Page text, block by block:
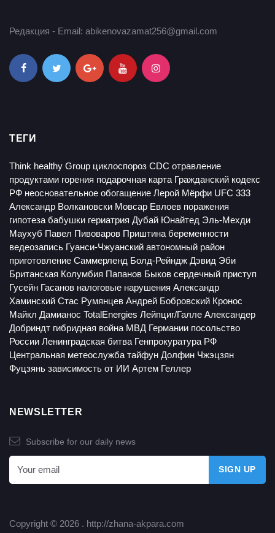
Редакция - Email: abikenovazamat256@gmail.com
ТЕГИ
Think healthy Group циклоспороз CDC отравление
продуктами горения подарочная карта Гражданский кодекс
РФ неосновательное обогащение Лерой Мёрфи UFC 333
Александр Волкановски Мовсар Евлоев поражения
гипотеза бабушки гериатрия Дубай Юнайтед Эль-Мехди
Маухуб Павел Пивоваров Приштина беременности
ведеозапись Гуанси-Чжуанский автономный район
приготовление Саммерленд Болд-Рейндж Дэвид Эби
Британская Колумбия Папанов Быков сердечный приступ
Гусейн Гасанов налоговые нарушения Александр
Хаминский Стас Румянцев Андрей Бобровский Кронос
Майкл Дамианос TotalEnergies Лейпциг/Галле Александер
Добриндт гибридная война МВД Германии посольство
России Ленинградская битва Генпрокуратура РФ
Центральная метеослужба тайфун Долфин Чжэцзян
Фуцзянь зависимость от ИИ Артем Геллер
NEWSLETTER
Subscribe for our daily news
Copyright © 2026 . http://zhana-akpara.com